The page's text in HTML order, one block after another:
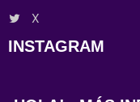
X
INSTAGRAM